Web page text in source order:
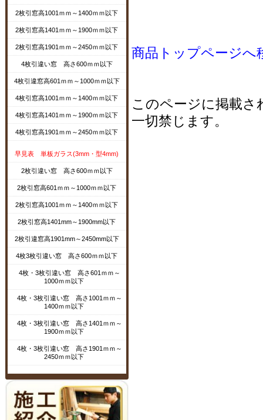
2枚引窓高1001ｍｍ～1400ｍｍ以下
2枚引窓高1401ｍｍ～1900ｍｍ以下
2枚引窓高1901ｍｍ～2450ｍｍ以下
4枚引違い窓 高さ600ｍｍ以下
4枚引違窓高601ｍｍ～1000ｍｍ以下
4枚引窓高1001ｍｍ～1400ｍｍ以下
4枚引窓高1401ｍｍ～1900ｍｍ以下
4枚引窓高1901ｍｍ～2450ｍｍ以下
早見表 単板ガラス(3mm・型4mm)
2枚引違い窓 高さ600ｍｍ以下
2枚引窓高601ｍｍ～1000ｍｍ以下
2枚引窓高1001ｍｍ～1400ｍｍ以下
2枚引窓高1401mm～1900mm以下
2枚引違窓高1901mm～2450mm以下
4枚3枚引違い窓 高さ600ｍｍ以下
4枚・3枚引違い窓 高さ601ｍｍ～
1000ｍｍ以下
4枚・3枚引違い窓 高さ1001ｍｍ～
1400ｍｍ以下
4枚・3枚引違い窓 高さ1401ｍｍ～
1900ｍｍ以下
4枚・3枚引違い窓 高さ1901ｍｍ～
2450ｍｍ以下
商品トップページへ
このページに掲載さ
一切禁じます。